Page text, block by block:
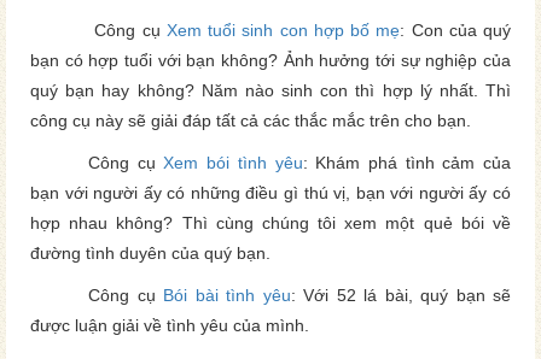
Công cụ Xem tuổi sinh con hợp bố mẹ: Con của quý
bạn có hợp tuổi với bạn không? Ảnh hưởng tới sự nghiệp của
quý bạn hay không? Năm nào sinh con thì hợp lý nhất. Thì
công cụ này sẽ giải đáp tất cả các thắc mắc trên cho bạn.
Công cụXem bói tình yêu: Khám phá tình cảm của
bạn với người ấy có những điều gì thú vị, bạn với người ấy có
hợp nhau không? Thì cùng chúng tôi xem một quẻ bói về
đường tình duyên của quý bạn.
Công cụ Bói bài tình yêu: Với 52 lá bài, quý bạn sẽ
được luận giải về tình yêu của mình.